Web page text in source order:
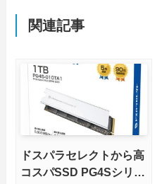
関連記事
ドスパラセレクトから高
コスパSSD PG4Sシリー